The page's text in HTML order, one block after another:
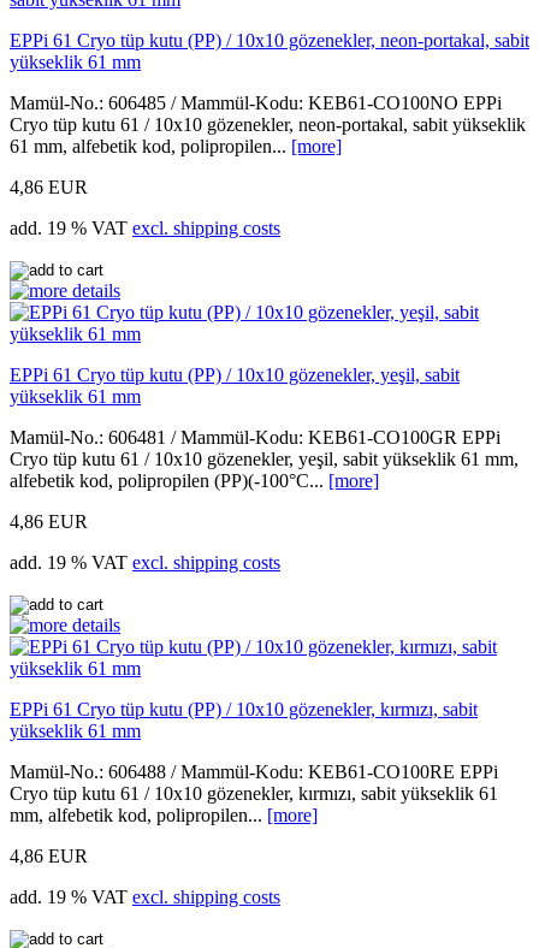
EPPi 61 Cryo tüp kutu (PP) / 10x10 gözenekler, neon-portakal, sabit
yükseklik 61 mm
Mamül-No.: 606485 / Mammül-Kodu: KEB61-CO100NO EPPi
Cryo tüp kutu 61 / 10x10 gözenekler, neon-portakal, sabit yükseklik
61 mm, alfebetik kod, polipropilen... [more]
4,86 EUR
add. 19 % VAT excl. shipping costs
EPPi 61 Cryo tüp kutu (PP) / 10x10 gözenekler, yeşil, sabit
yükseklik 61 mm
Mamül-No.: 606481 / Mammül-Kodu: KEB61-CO100GR EPPi
Cryo tüp kutu 61 / 10x10 gözenekler, yeşil, sabit yükseklik 61 mm,
alfebetik kod, polipropilen (PP)(-100°C... [more]
4,86 EUR
add. 19 % VAT excl. shipping costs
EPPi 61 Cryo tüp kutu (PP) / 10x10 gözenekler, kırmızı, sabit
yükseklik 61 mm
Mamül-No.: 606488 / Mammül-Kodu: KEB61-CO100RE EPPi
Cryo tüp kutu 61 / 10x10 gözenekler, kırmızı, sabit yükseklik 61
mm, alfebetik kod, polipropilen... [more]
4,86 EUR
add. 19 % VAT excl. shipping costs